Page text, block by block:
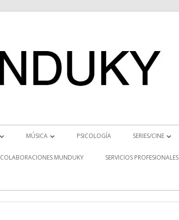
MÚSICA
NOTICIAS MUSICALES
PSICOLOGÍA SERIES/CINE
SERIES
COLABORACIONES MUNDUKY SERVICIOS PROFESIONALES